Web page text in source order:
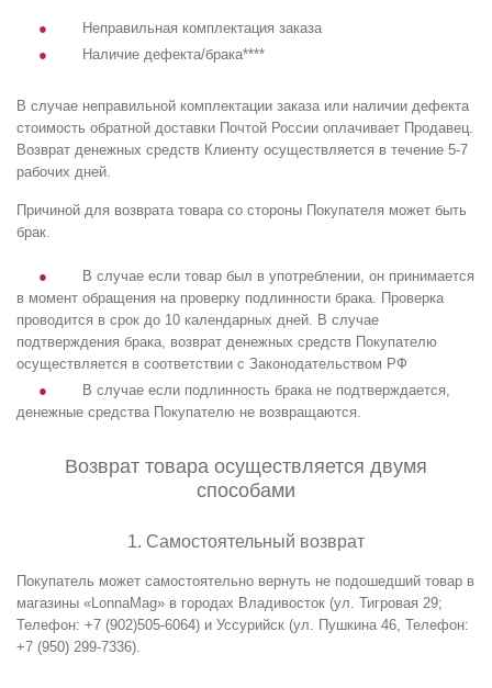
Неправильная комплектация заказа
Наличие дефекта/брака****
В случае неправильной комплектации заказа или наличии дефекта
стоимость обратной доставки Почтой России оплачивает Продавец.
Возврат денежных средств Клиенту осуществляется в течение 5-7
рабочих дней.
Причиной для возврата товара со стороны Покупателя может быть
брак.
В случае если товар был в употреблении, он принимается
в момент обращения на проверку подлинности брака. Проверка
проводится в срок до 10 календарных дней. В случае
подтверждения брака, возврат денежных средств Покупателю
осуществляется в соответствии с Законодательством РФ
В случае если подлинность брака не подтверждается,
денежные средства Покупателю не возвращаются.
Возврат товара осуществляется двумя
способами
1. Самостоятельный возврат
Покупатель может самостоятельно вернуть не подошедший товар в
магазины «LonnaMag» в городах Владивосток (ул. Тигровая 29;
Телефон: +7 (902)505-6064) и Уссурийск (ул. Пушкина 46, Телефон:
+7 (950) 299-7336).